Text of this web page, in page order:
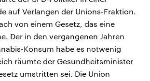
auf Verlangen der Unions-Fraktion.
von einem Gesetz, das eine
Der in den vergangenen Jahren
Konsum habe es notwenig
räumte der Gesundheitsminister
umstritten sei. Die Union